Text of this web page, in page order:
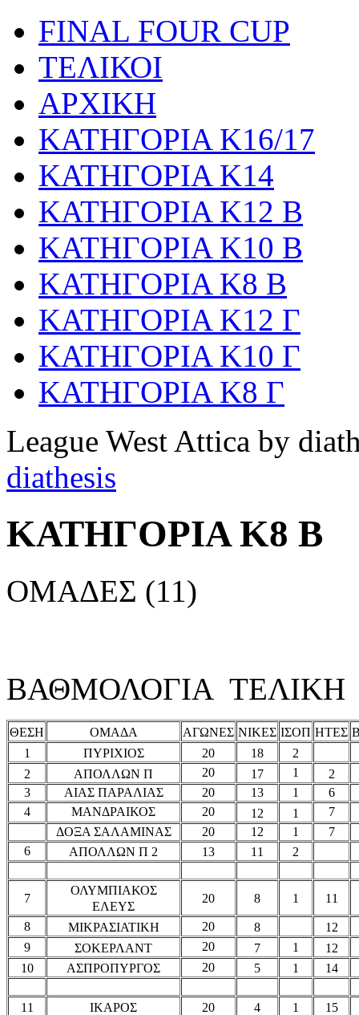
FINAL FOUR CUP
ΤΕΛΙΚΟΙ
ΑΡΧΙΚΗ
ΚΑΤΗΓΟΡΙΑ Κ16/17
ΚΑΤΗΓΟΡΙΑ Κ14
ΚΑΤΗΓΟΡΙΑ Κ12 Β
ΚΑΤΗΓΟΡΙΑ Κ10 Β
ΚΑΤΗΓΟΡΙΑ Κ8 Β
ΚΑΤΗΓΟΡΙΑ Κ12 Γ
ΚΑΤΗΓΟΡΙΑ Κ10 Γ
ΚΑΤΗΓΟΡΙΑ Κ8 Γ
League West Attica by
diathesis
ΚΑΤΗΓΟΡΙΑ Κ8 Β
ΟΜΑΔΕΣ (11)
ΒΑΘΜΟΛΟΓΙΑ ΤΕΛΙΚΗ
ΘΕΣΗ ΟΜΑΔΑ ΑΓΩΝΕΣ ΝΙΚΕΣ ΙΣΟΠ ΗΤΕΣ
1
ΠΥΡΙΧΙΟΣ 20 18
2
2
ΑΠΟΛΛΩΝ Π 20 17 1
2
3
ΑΙΑΣ ΠΑΡΑΛΙΑΣ 20 13 1
6
4
ΜΑΝΔΡΑΙΚΟΣ 20 12 1
7
ΔΟΞΑ ΣΑΛΑΜΙΝΑΣ
20 12 1
7
6
ΑΠΟΛΛΩΝ Π 2 13 11 2
7
ΟΛΥΜΠΙΑΚΟΣ
ΕΛΕΥΣ
20 8 1 11
8 ΜΙΚΡΑΣΙΑΤΙΚΗ 20 8
12
9
ΣΟΚΕΡΛΑΝΤ 20 7 1
12
10
ΑΣΠΡΟΠΥΡΓΟΣ 20 5 1 14
11 ΙΚΑΡΟΣ 20 4 1
15